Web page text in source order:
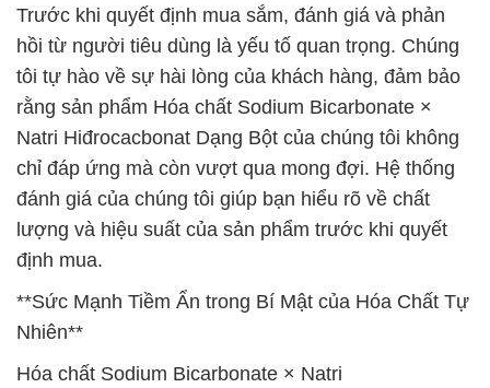
Trước khi quyết định mua sắm, đánh giá và phản
hồi từ người tiêu dùng là yếu tố quan trọng. Chúng
tôi tự hào về sự hài lòng của khách hàng, đảm bảo
rằng sản phẩm Hóa chất Sodium Bicarbonate ×
Natri Hiđrocacbonat Dạng Bột của chúng tôi không
chỉ đáp ứng mà còn vượt qua mong đợi. Hệ thống
đánh giá của chúng tôi giúp bạn hiểu rõ về chất
lượng và hiệu suất của sản phẩm trước khi quyết
định mua.
**Sức Mạnh Tiềm Ẩn trong Bí Mật của Hóa Chất Tự
Nhiên**
Hóa chất Sodium Bicarbonate × Natri